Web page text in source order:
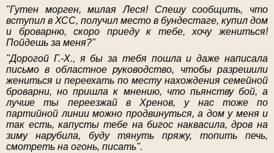
"Гутен морген, милая Леся! Спешу сообщить, что
вступил в ХСС, получил место в бундестаге, купил дом
и броварню, скоро приеду к тебе, хочу жениться!
Пойдешь за меня?"
"Дорогой Г.-Х., я бы за тебя пошла и даже написала
письмо в областное руководство, чтобы разрешили
жениться и переехать по месту нахождения семейной
броварни, но пришла к мнению, что пьянству бой, а
лучше ты переезжай в Хренов, у нас тоже по
партийной линии можно продвинуться, а дом у меня и
так есть, капусты тебе на бигос наквасила, дров на
зиму нарубила, буду тянуть пряжу, топить печь,
смотреть на огонь, писать".